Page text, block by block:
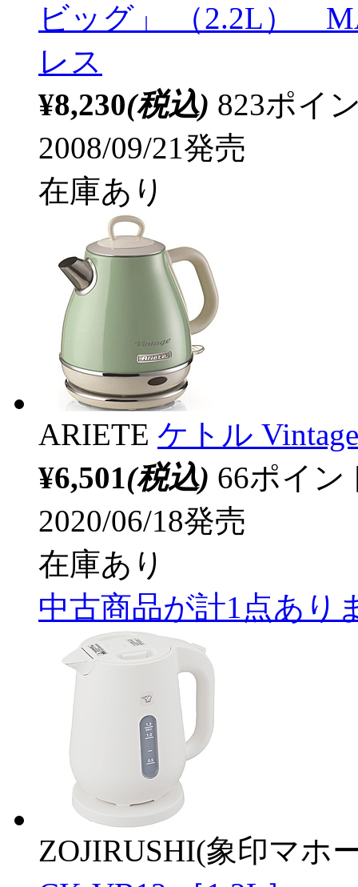
ビッグ」 （2.2L）
レス
¥8,230(税込) 823ポイ
2008/09/21発売
在庫あり
ARIETE ケトル
¥6,501(税込) 66ポイ
2020/06/18発売
在庫あり
中古商品が計1点あり
ZOJIRUSHI(象印マホ